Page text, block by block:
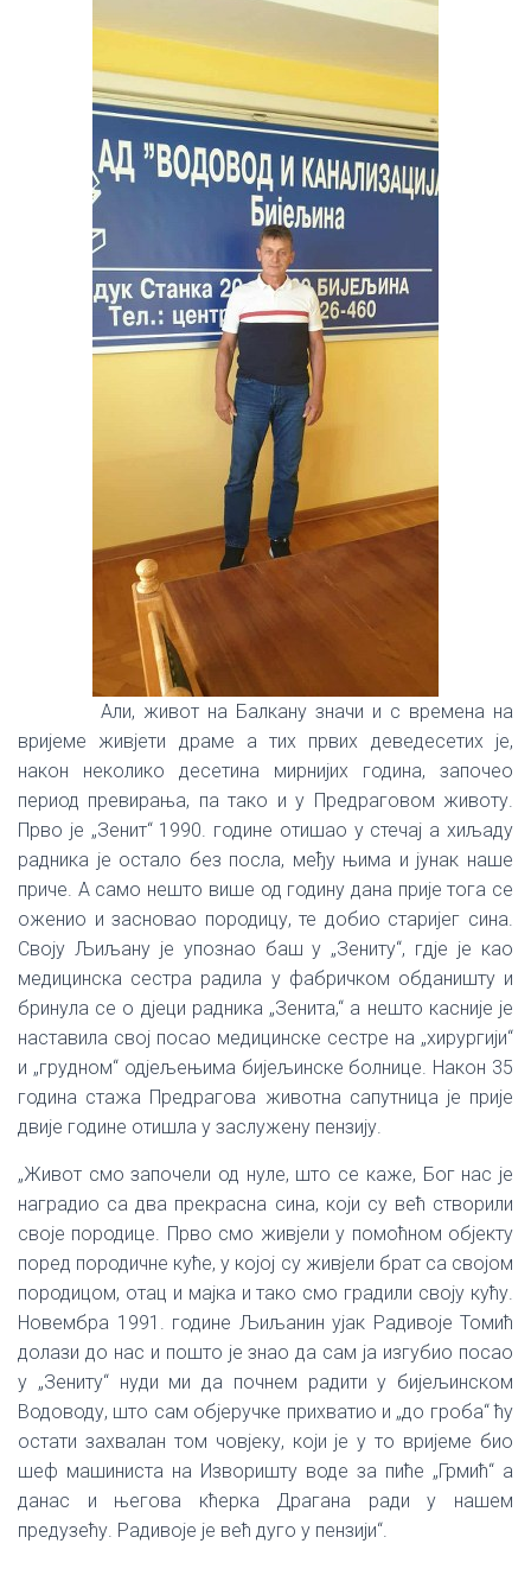
Али, живот на Балкану значи и с времена на
вријеме живјети драме а тих првих деведесетих је,
након неколико десетина мирнијих година, започео
период превирања, па тако и у Предраговом животу.
Прво је „Зенит“ 1990. године отишао у стечај а хиљаду
радника је остало без посла, међу њима и јунак наше
приче. А само нешто више од годину дана прије тога се
оженио и засновао породицу, те добио старијег сина.
Своју Љиљану је упознао баш у „Зениту“, гдје је као
медицинска сестра радила у фабричком обданишту и
бринула се о дјеци радника „Зенита,“ а нешто касније је
наставила свој посао медицинске сестре на „хирургији“
и „грудном“ одјељењима бијељинске болнице. Након 35
година стажа Предрагова животна сапутница је прије
двије године отишла у заслужену пензију.
„Живот смо започели од нуле, што се каже, Бог нас је
наградио са два прекрасна сина, који су већ створили
своје породице. Прво смо живјели у помоћном објекту
поред породичне куће, у којој су живјели брат са својом
породицом, отац и мајка и тако смо градили своју кућу.
Новембра 1991. године Љиљанин ујак Радивоје Томић
долази до нас и пошто је знао да сам ја изгубио посао
у „Зениту“ нуди ми да почнем радити у бијељинском
Водоводу, што сам објеручке прихватио и „до гроба“ ћу
остати захвалан том човјеку, који је у то вријеме био
шеф машиниста на Изворишту воде за пиће „Грмић“ а
данас и његова кћерка Драгана ради у нашем
предузећу. Радивоје је већ дуго у пензији“.